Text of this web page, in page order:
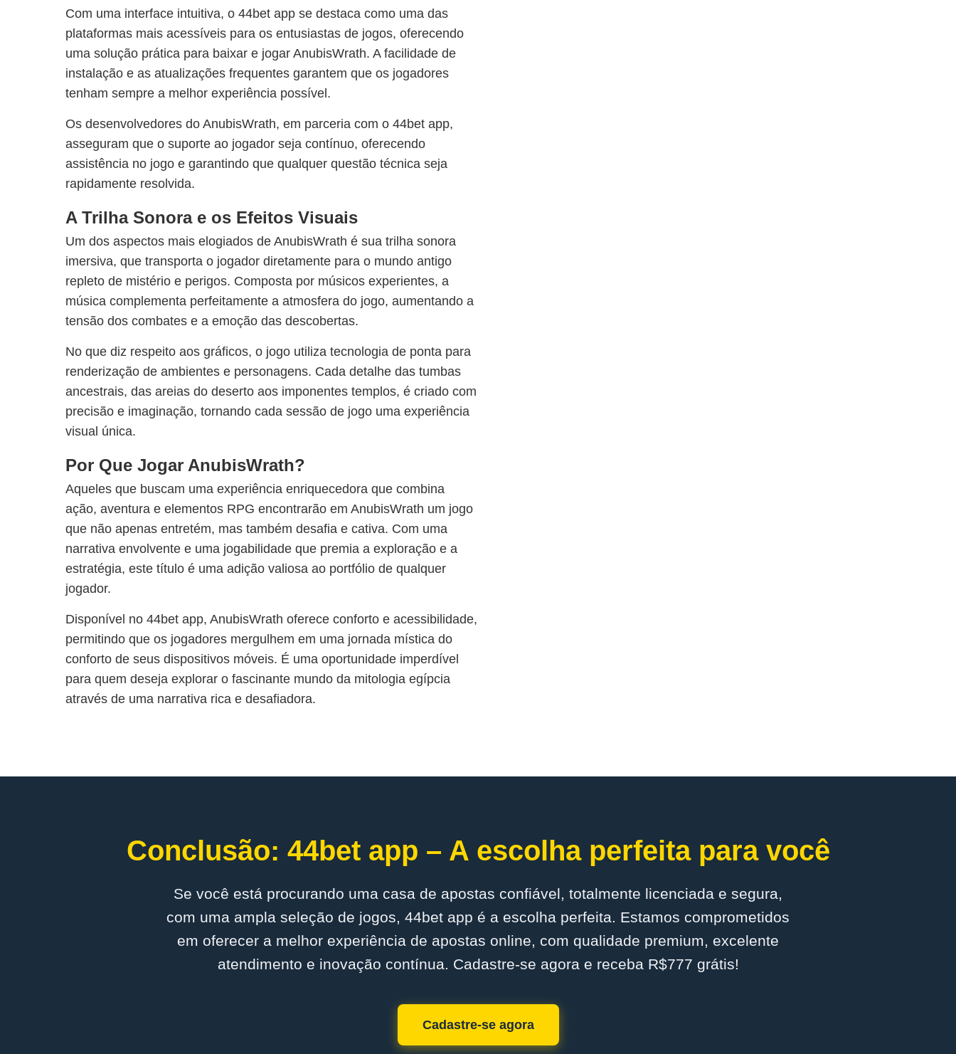
Com uma interface intuitiva, o 44bet app se destaca como uma das
plataformas mais acessíveis para os entusiastas de jogos, oferecendo
uma solução prática para baixar e jogar AnubisWrath. A facilidade de
instalação e as atualizações frequentes garantem que os jogadores
tenham sempre a melhor experiência possível.
Os desenvolvedores do AnubisWrath, em parceria com o 44bet app,
asseguram que o suporte ao jogador seja contínuo, oferecendo
assistência no jogo e garantindo que qualquer questão técnica seja
rapidamente resolvida.
A Trilha Sonora e os Efeitos Visuais
Um dos aspectos mais elogiados de AnubisWrath é sua trilha sonora
imersiva, que transporta o jogador diretamente para o mundo antigo
repleto de mistério e perigos. Composta por músicos experientes, a
música complementa perfeitamente a atmosfera do jogo, aumentando a
tensão dos combates e a emoção das descobertas.
No que diz respeito aos gráficos, o jogo utiliza tecnologia de ponta para
renderização de ambientes e personagens. Cada detalhe das tumbas
ancestrais, das areias do deserto aos imponentes templos, é criado com
precisão e imaginação, tornando cada sessão de jogo uma experiência
visual única.
Por Que Jogar AnubisWrath?
Aqueles que buscam uma experiência enriquecedora que combina
ação, aventura e elementos RPG encontrarão em AnubisWrath um jogo
que não apenas entretém, mas também desafia e cativa. Com uma
narrativa envolvente e uma jogabilidade que premia a exploração e a
estratégia, este título é uma adição valiosa ao portfólio de qualquer
jogador.
Disponível no 44bet app, AnubisWrath oferece conforto e acessibilidade,
permitindo que os jogadores mergulhem em uma jornada mística do
conforto de seus dispositivos móveis. É uma oportunidade imperdível
para quem deseja explorar o fascinante mundo da mitologia egípcia
através de uma narrativa rica e desafiadora.
Conclusão: 44bet app – A escolha perfeita para você
Se você está procurando uma casa de apostas confiável, totalmente licenciada e segura,
com uma ampla seleção de jogos, 44bet app é a escolha perfeita. Estamos comprometidos
em oferecer a melhor experiência de apostas online, com qualidade premium, excelente
atendimento e inovação contínua. Cadastre-se agora e receba R$777 grátis!
Cadastre-se agora